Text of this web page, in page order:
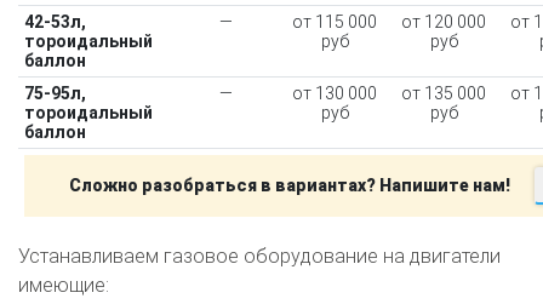
42-53л,
тороидальный
баллон
—
от 115 000
руб
от 120 000
руб
от
75-95л,
тороидальный
баллон
—
от 130 000
руб
от 135 000
руб
от
Сложно разобраться в вариантах? Напишите нам!
Устанавливаем газовое оборудование на двигатели
имеющие: